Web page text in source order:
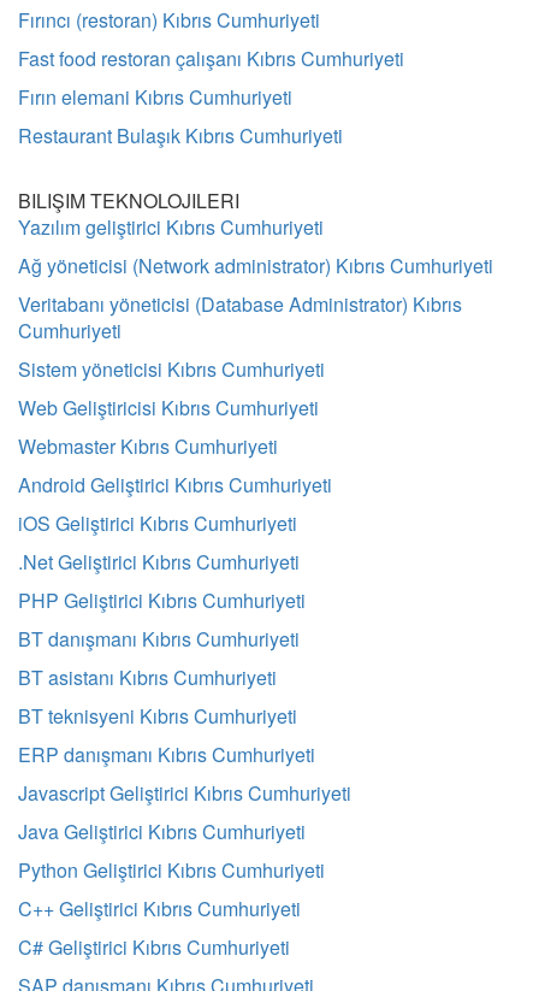
Fırıncı (restoran) Kıbrıs Cumhuriyeti
Fast food restoran çalışanı Kıbrıs Cumhuriyeti
Fırın elemani Kıbrıs Cumhuriyeti
Restaurant Bulaşık Kıbrıs Cumhuriyeti
BILIŞIM TEKNOLOJILERI
Yazılım geliştirici Kıbrıs Cumhuriyeti
Ağ yöneticisi (Network administrator) Kıbrıs Cumhuriyeti
Veritabanı yöneticisi (Database Administrator) Kıbrıs
Cumhuriyeti
Sistem yöneticisi Kıbrıs Cumhuriyeti
Web Geliştiricisi Kıbrıs Cumhuriyeti
Webmaster Kıbrıs Cumhuriyeti
Android Geliştirici Kıbrıs Cumhuriyeti
iOS Geliştirici Kıbrıs Cumhuriyeti
.Net Geliştirici Kıbrıs Cumhuriyeti
PHP Geliştirici Kıbrıs Cumhuriyeti
BT danışmanı Kıbrıs Cumhuriyeti
BT asistanı Kıbrıs Cumhuriyeti
BT teknisyeni Kıbrıs Cumhuriyeti
ERP danışmanı Kıbrıs Cumhuriyeti
Javascript Geliştirici Kıbrıs Cumhuriyeti
Java Geliştirici Kıbrıs Cumhuriyeti
Python Geliştirici Kıbrıs Cumhuriyeti
C++ Geliştirici Kıbrıs Cumhuriyeti
C# Geliştirici Kıbrıs Cumhuriyeti